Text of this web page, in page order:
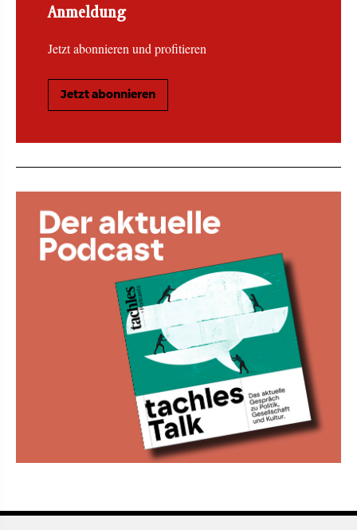
Anmeldung
Jetzt abonnieren und profitieren
Jetzt abonnieren